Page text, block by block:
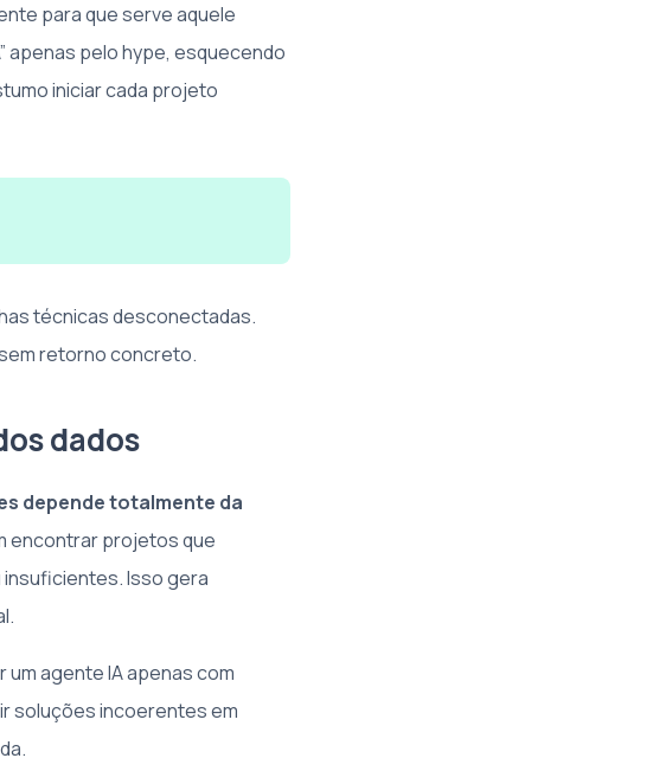
para que serve aquele
apenas pelo hype, esquecendo
iniciar cada projeto
técnicas desconectadas.
retorno concreto.
dados
depende totalmente da
encontrar projetos que
Isso gera
agente IA apenas com
soluções incoerentes em